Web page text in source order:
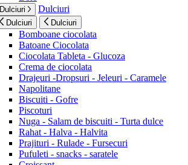
Dulciuri Dulciuri
Dulciuri Dulciuri
Bomboane ciocolata
Batoane Ciocolata
Ciocolata Tableta - Glucoza
Crema de ciocolata
Drajeuri -Dropsuri - Jeleuri - Caramele
Napolitane
Biscuiti - Gofre
Piscoturi
Nuga - Salam de biscuiti - Turta dulce
Rahat - Halva - Halvita
Prajituri - Rulade - Fursecuri
Pufuleti - snacks - saratele